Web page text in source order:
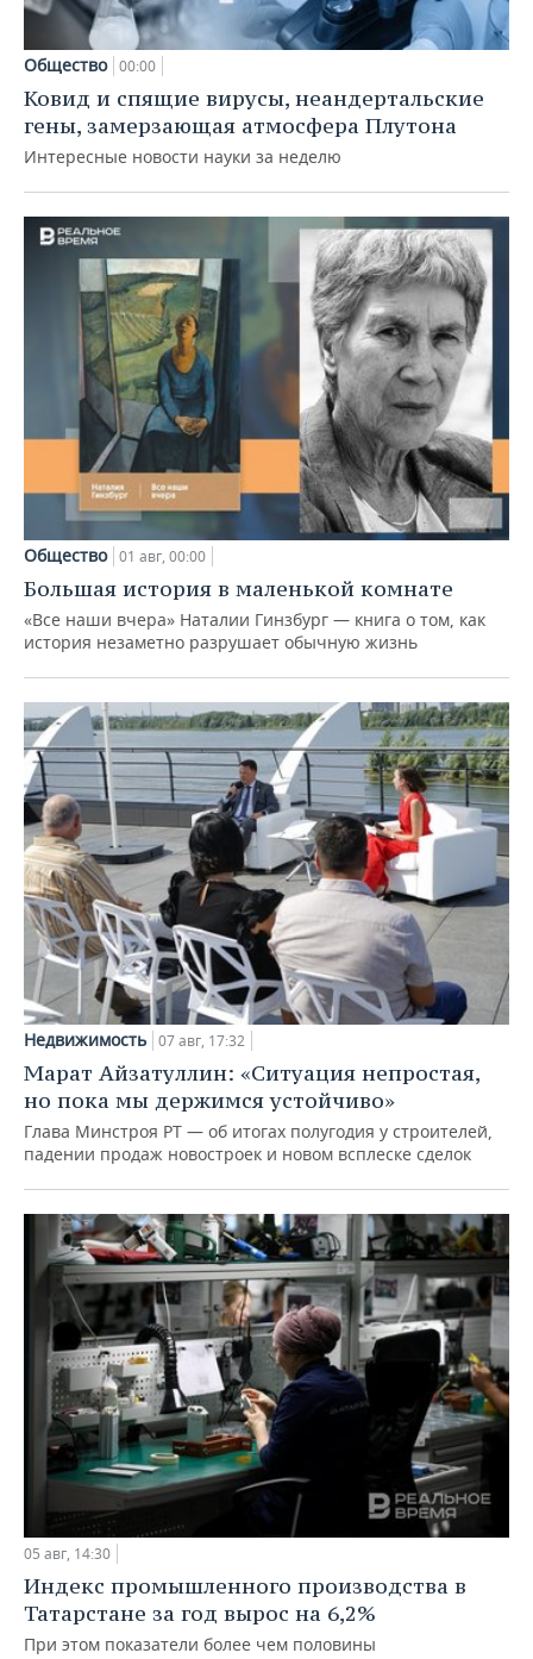
Общество 00:00
Ковид и спящие вирусы, неандертальские
гены, замерзающая атмосфера Плутона
Интересные новости науки за неделю
Общество 01 авг, 00:00
Большая история в маленькой комнате
«Все наши вчера» Наталии Гинзбург — книга о том, как
история незаметно разрушает обычную жизнь
Недвижимость 07 авг, 17:32
Марат Айзатуллин: «Ситуация непростая,
но пока мы держимся устойчиво»
Глава Минстроя РТ — об итогах полугодия у строителей,
падении продаж новостроек и новом всплеске сделок
05 авг, 14:30
Индекс промышленного производства в
Татарстане за год вырос на 6,2%
При этом показатели более чем половины